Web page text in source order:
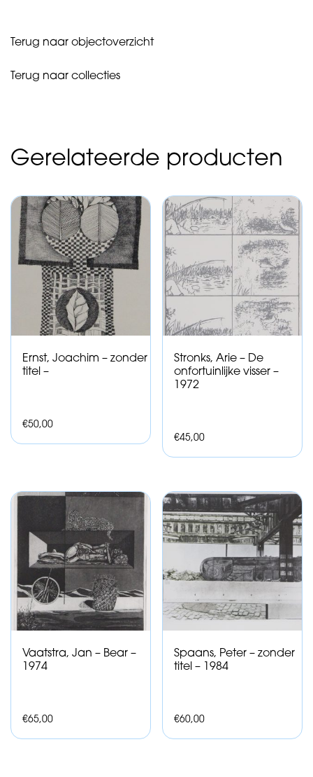
aantal
Terug naar objectoverzicht
Terug naar collecties
Gerelateerde producten
Ernst, Joachim – zonder
titel –
€50,00
Stronks, Arie – De
onfortuinlijke visser –
1972
€45,00
Vaatstra, Jan – Bear –
1974
€65,00
Spaans, Peter – zonder
titel – 1984
€60,00